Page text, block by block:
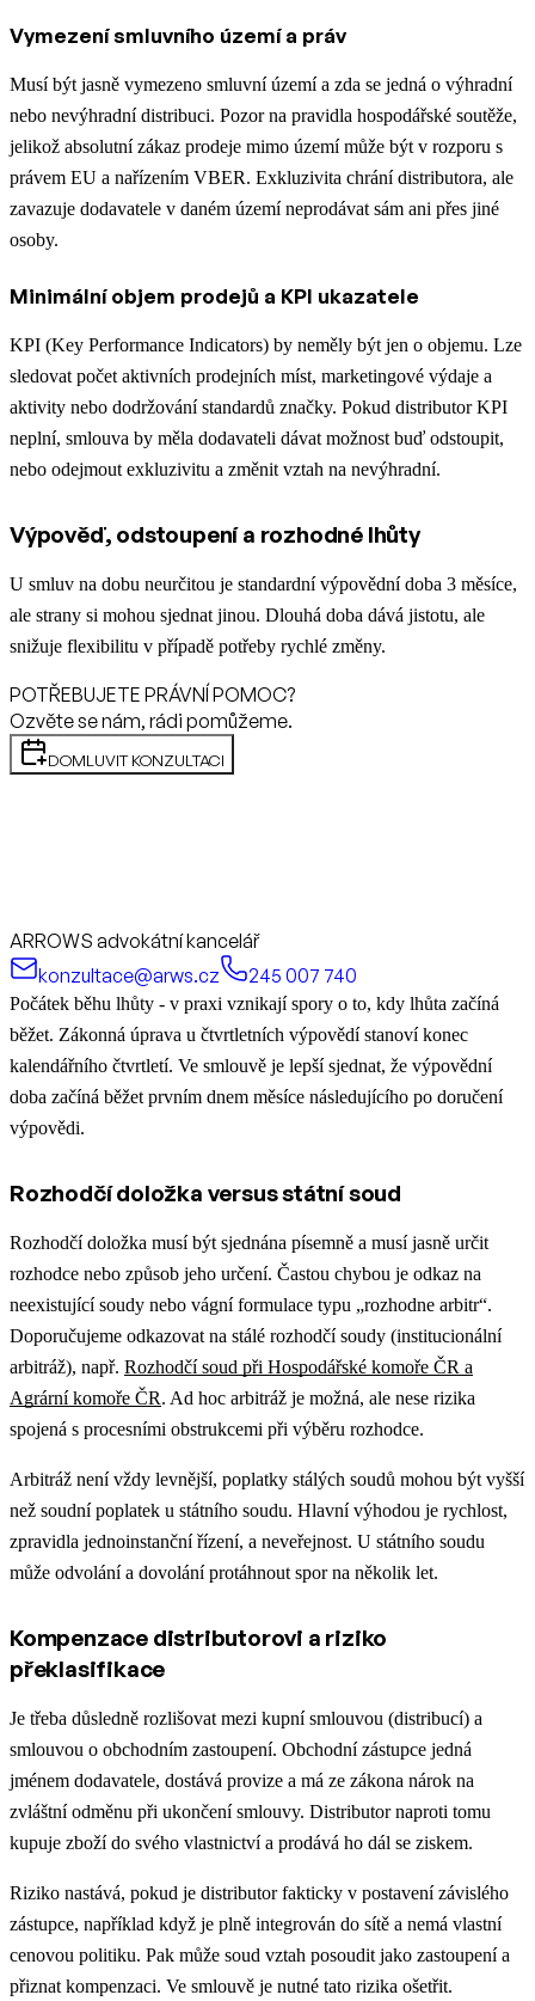
Vymezení smluvního území a práv
Musí být jasně vymezeno smluvní území a zda se jedná o výhradní
nebo nevýhradní distribuci. Pozor na pravidla hospodářské soutěže,
jelikož absolutní zákaz prodeje mimo území může být v rozporu s
právem EU a nařízením VBER. Exkluzivita chrání distributora, ale
zavazuje dodavatele v daném území neprodávat sám ani přes jiné
osoby.
Minimální objem prodejů a KPI ukazatele
KPI (Key Performance Indicators) by neměly být jen o objemu. Lze
sledovat počet aktivních prodejních míst, marketingové výdaje a
aktivity nebo dodržování standardů značky. Pokud distributor KPI
neplní, smlouva by měla dodavateli dávat možnost buď odstoupit,
nebo odejmout exkluzivitu a změnit vztah na nevýhradní.
Výpověď, odstoupení a rozhodné lhůty
U smluv na dobu neurčitou je standardní výpovědní doba 3 měsíce,
ale strany si mohou sjednat jinou. Dlouhá doba dává jistotu, ale
snižuje flexibilitu v případě potřeby rychlé změny.
POTŘEBUJETE PRÁVNÍ POMOC?
Ozvěte se nám, rádi pomůžeme.
DOMLUVIT KONZULTACI
ARROWS advokátní kancelář
konzultace@arws.cz
245 007 740
Počátek běhu lhůty - v praxi vznikají spory o to, kdy lhůta začíná
běžet. Zákonná úprava u čtvrtletních výpovědí stanoví konec
kalendářního čtvrtletí. Ve smlouvě je lepší sjednat, že výpovědní
doba začíná běžet prvním dnem měsíce následujícího po doručení
výpovědi.
Rozhodčí doložka versus státní soud
Rozhodčí doložka musí být sjednána písemně a musí jasně určit
rozhodce nebo způsob jeho určení. Častou chybou je odkaz na
neexistující soudy nebo vágní formulace typu „rozhodne arbitr“.
Doporučujeme odkazovat na stálé rozhodčí soudy (institucionální
arbitráž), např. Rozhodčí soud při Hospodářské komoře ČR a
Agrární komoře ČR. Ad hoc arbitráž je možná, ale nese rizika
spojená s procesními obstrukcemi při výběru rozhodce.
Arbitráž není vždy levnější, poplatky stálých soudů mohou být vyšší
než soudní poplatek u státního soudu. Hlavní výhodou je rychlost,
zpravidla jednoinstanční řízení, a neveřejnost. U státního soudu
může odvolání a dovolání protáhnout spor na několik let.
Kompenzace distributorovi a riziko
překlasifikace
Je třeba důsledně rozlišovat mezi kupní smlouvou (distribucí) a
smlouvou o obchodním zastoupení. Obchodní zástupce jedná
jménem dodavatele, dostává provize a má ze zákona nárok na
zvláštní odměnu při ukončení smlouvy. Distributor naproti tomu
kupuje zboží do svého vlastnictví a prodává ho dál se ziskem.
Riziko nastává, pokud je distributor fakticky v postavení závislého
zástupce, například když je plně integrován do sítě a nemá vlastní
cenovou politiku. Pak může soud vztah posoudit jako zastoupení a
přiznat kompenzaci. Ve smlouvě je nutné tato rizika ošetřit.